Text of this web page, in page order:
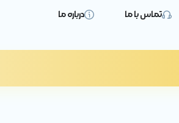
تماس با ما درباره ما